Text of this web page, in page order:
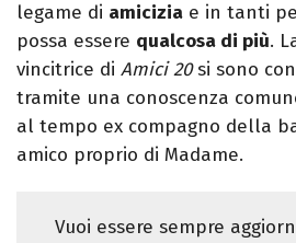
legame di amicizia e in tanti
possa essere qualcosa di più.
vincitrice di Amici 20si sono
tramite una conoscenza
al tempo ex compagno della
amico proprio di Madame.
Vuoi essere sempre